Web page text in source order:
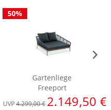
50%
Gartenliege
Freeport
UVP4.299,00 € 2.149,50 €